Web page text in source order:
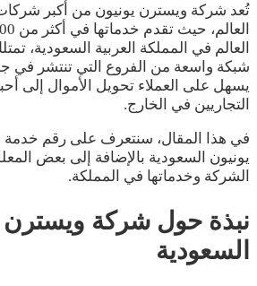
تُعد شركة ويسترن يونيون من أكبر
العالم في المملكة العربية السعودية،
شبكة واسعة من الفروع التي تنتشر في
يسهل على العملاء تحويل الأموال إلى
التجاريين في الخارج.
في هذا المقال، سنتعرف على رقم خدمة
يونيون السعودية بالإضافة إلى بعض
الشركة وخدماتها في المملكة.
نبذة حول شركة ويسترن
السعودية